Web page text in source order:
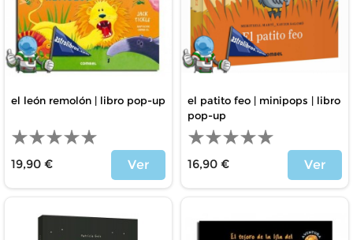
el león remolón | libro pop-up
19,90 €
Ver
el patito feo | minipops | libro
pop-up
16,90 €
Ver